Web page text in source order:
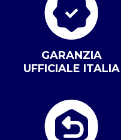
GARANZIA
UFFICIALE ITALIA